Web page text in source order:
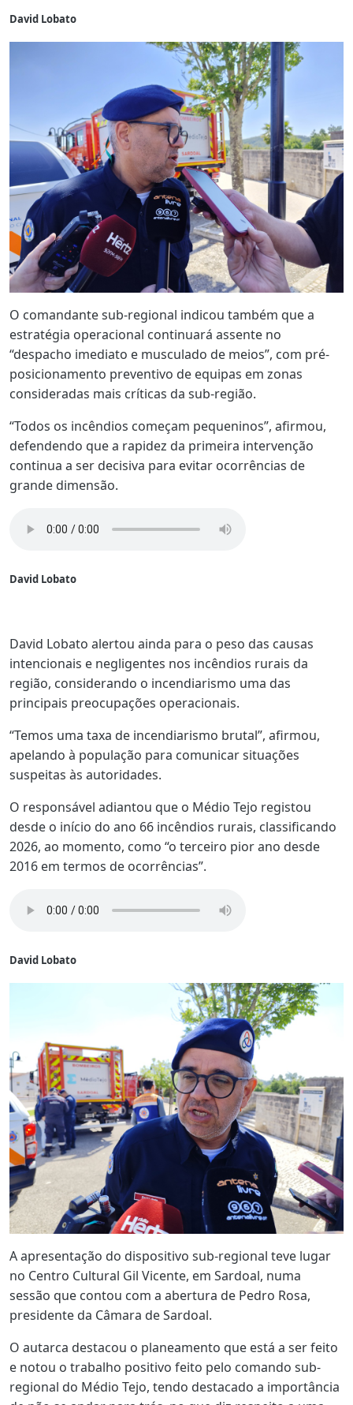
David Lobato
O comandante sub-regional indicou também que a
estratégia operacional continuará assente no
“despacho imediato e musculado de meios”, com pré-
posicionamento preventivo de equipas em zonas
consideradas mais críticas da sub-região.
“Todos os incêndios começam pequeninos”, afirmou,
defendendo que a rapidez da primeira intervenção
continua a ser decisiva para evitar ocorrências de
grande dimensão.
David Lobato
David Lobato alertou ainda para o peso das causas
intencionais e negligentes nos incêndios rurais da
região, considerando o incendiarismo uma das
principais preocupações operacionais.
“Temos uma taxa de incendiarismo brutal”, afirmou,
apelando à população para comunicar situações
suspeitas às autoridades.
O responsável adiantou que o Médio Tejo registou
desde o início do ano 66 incêndios rurais, classificando
2026, ao momento, como “o terceiro pior ano desde
2016 em termos de ocorrências”.
David Lobato
A apresentação do dispositivo sub-regional teve lugar
no Centro Cultural Gil Vicente, em Sardoal, numa
sessão que contou com a abertura de Pedro Rosa,
presidente da Câmara de Sardoal.
O autarca destacou o planeamento que está a ser feito
e notou o trabalho positivo feito pelo comando sub-
regional do Médio Tejo, tendo destacado a importância